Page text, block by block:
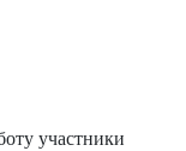
участники